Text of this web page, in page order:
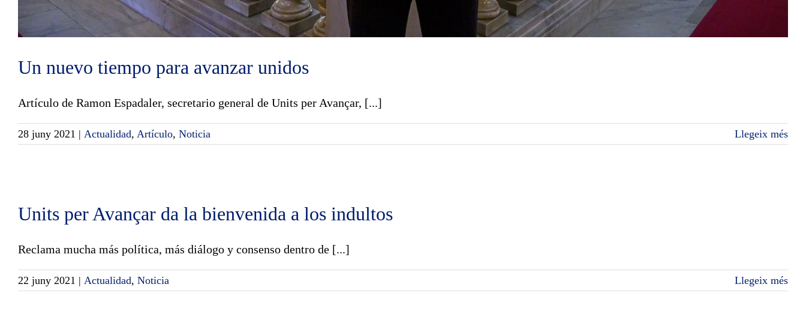
Un nuevo tiempo para avanzar unidos
Artículo de Ramon Espadaler, secretario general de Units per Avançar, [...]
28 juny 2021 | Actualidad, Artículo, Noticia Llegeix més
Units per Avançar da la bienvenida a los indultos
Reclama mucha más política, más diálogo y consenso dentro de [...]
22 juny 2021 | Actualidad, Noticia Llegeix més